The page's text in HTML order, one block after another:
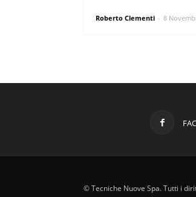
Roberto Clementi - 8
© Tecniche Nuove Spa. Tutti i